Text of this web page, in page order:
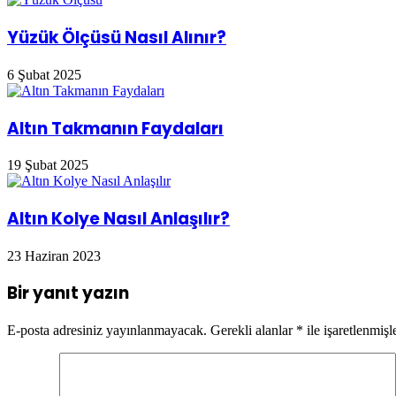
Yüzük Ölçüsü Nasıl Alınır?
6 Şubat 2025
Altın Takmanın Faydaları
19 Şubat 2025
Altın Kolye Nasıl Anlaşılır?
23 Haziran 2023
Bir yanıt yazın
E-posta adresiniz yayınlanmayacak. Gerekli alanlar * ile